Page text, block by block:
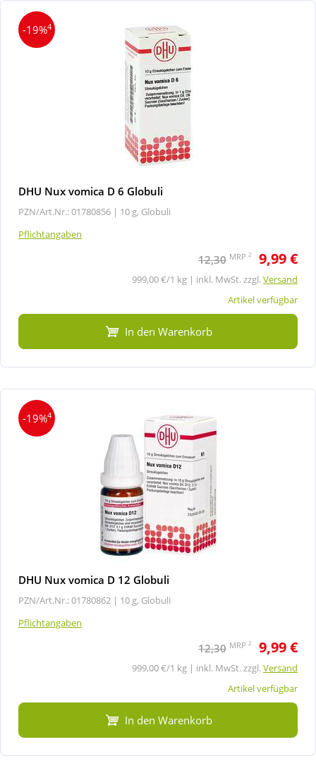
-19%4
DHU Nux vomica D 6 Globuli
PZN/Art.Nr.: 01780856 | 10 g, Globuli
Pflichtangaben
12,30 MRP 2 9,99 €
999,00 €/1 kg | inkl. MwSt. zzgl.Versand
Artikel verfügbar
In den Warenkorb
-19%4
DHU Nux vomica D 12 Globuli
PZN/Art.Nr.: 01780862 | 10 g, Globuli
Pflichtangaben
12,30 MRP 2 9,99 €
999,00 €/1 kg | inkl. MwSt. zzgl.Versand
Artikel verfügbar
In den Warenkorb